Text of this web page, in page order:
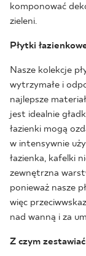
komponować
zieleni.
Płytki
Nasze kolekcje
wytrzymałe i
najlepsze
jest idealnie
łazienki mogą
w intensywnie
łazienka, kafelki
zewnętrzna
ponieważ nasze
więc
nad wanną i za
Z czym